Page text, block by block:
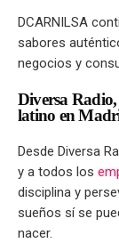
DCARNILSA
sabores
negocios y
Diversa
latino en
Desde Diversa
y a todos los
disciplina y
sueños sí se
nacer.